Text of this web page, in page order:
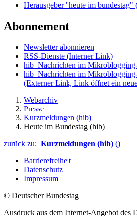
Herausgeber "heute im bundestag"
Abonnement
Newsletter abonnieren
RSS-Dienste (Interner Link)
hib_Nachrichten im
hib_Nachrichten im
(Externer Link, Link öffnet ein
Webarchiv
Presse
Kurzmeldungen (hib)
Heute im Bundestag (hib)
zurück zu: Kurzmeldungen (hib) ()
Barrierefreiheit
Datenschutz
Impressum
© Deutscher Bundestag
Ausdruck aus dem Internet-Angebot des